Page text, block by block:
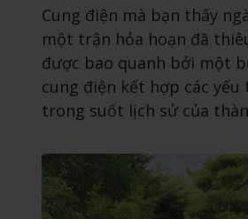
Cung điện mà bạn thấy
một trận hỏa hoạn đã
được bao quanh bởi một
cung điện kết hợp các
trong suốt lịch sử của